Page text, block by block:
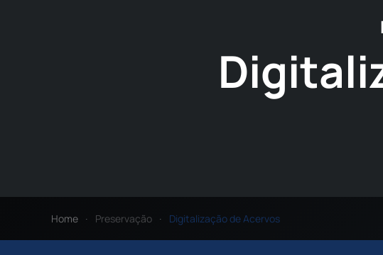
Home Preservação Digitalização de Acervos